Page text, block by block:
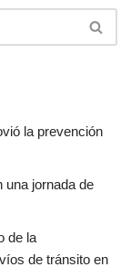
la prevención
una jornada de
de la
de tránsito en